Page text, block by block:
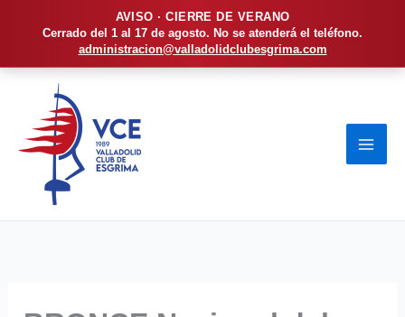
AVISO · CIERRE DE VERANO
Cerrado del 1 al 17 de agosto. No se atenderá el teléfono.
administracion@valladolidclubesgrima.com
contenido